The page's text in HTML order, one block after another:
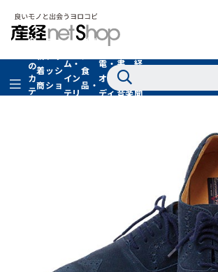
全
の
カ
テ
着
商
品
フ
ッ
シ
ョ
フ
ァ
シ
ョ
ン
ム・
イン
テリ
グル
食
品・
ドリ
家
電・
オー
ディ
書
籍・
音楽
経
聞